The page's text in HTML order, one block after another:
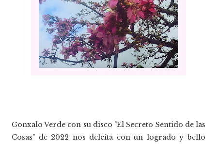
Gonxalo Verde con su disco "El Secreto Sentido de las
Cosas" de 2022 nos deleita con un logrado y bello